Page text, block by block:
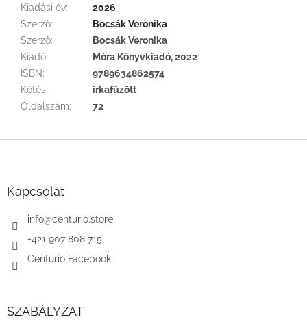
Kiadási év:
2026
Szerző:
Bocsák Veronika
Szerző:
Bocsák Veronika
Kiadó:
Móra Könyvkiadó, 2022
ISBN:
9789634862574
Kötés:
irkafűzött
Oldalszám: 72
Kapcsolat
info@centurio.store
+421 907 808 715
Centurio Facebook
SZABÁLYZAT